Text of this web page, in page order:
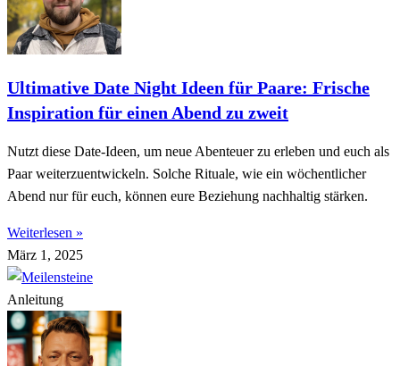
Ultimative Date Night Ideen für Paare: Frische
Inspiration für einen Abend zu zweit
Nutzt diese Date-Ideen, um neue Abenteuer zu erleben und euch als
Paar weiterzuentwickeln. Solche Rituale, wie ein wöchentlicher
Abend nur für euch, können eure Beziehung nachhaltig stärken.
Weiterlesen »
März 1, 2025
Anleitung